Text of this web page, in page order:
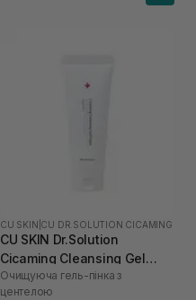
CU SKIN CU DR.SOLUTION CICAMING
CU SKIN Dr.Solution
Cicaming Cleansing Gel
Foam 150 мл
Очищуюча гель-пінка з
центелою